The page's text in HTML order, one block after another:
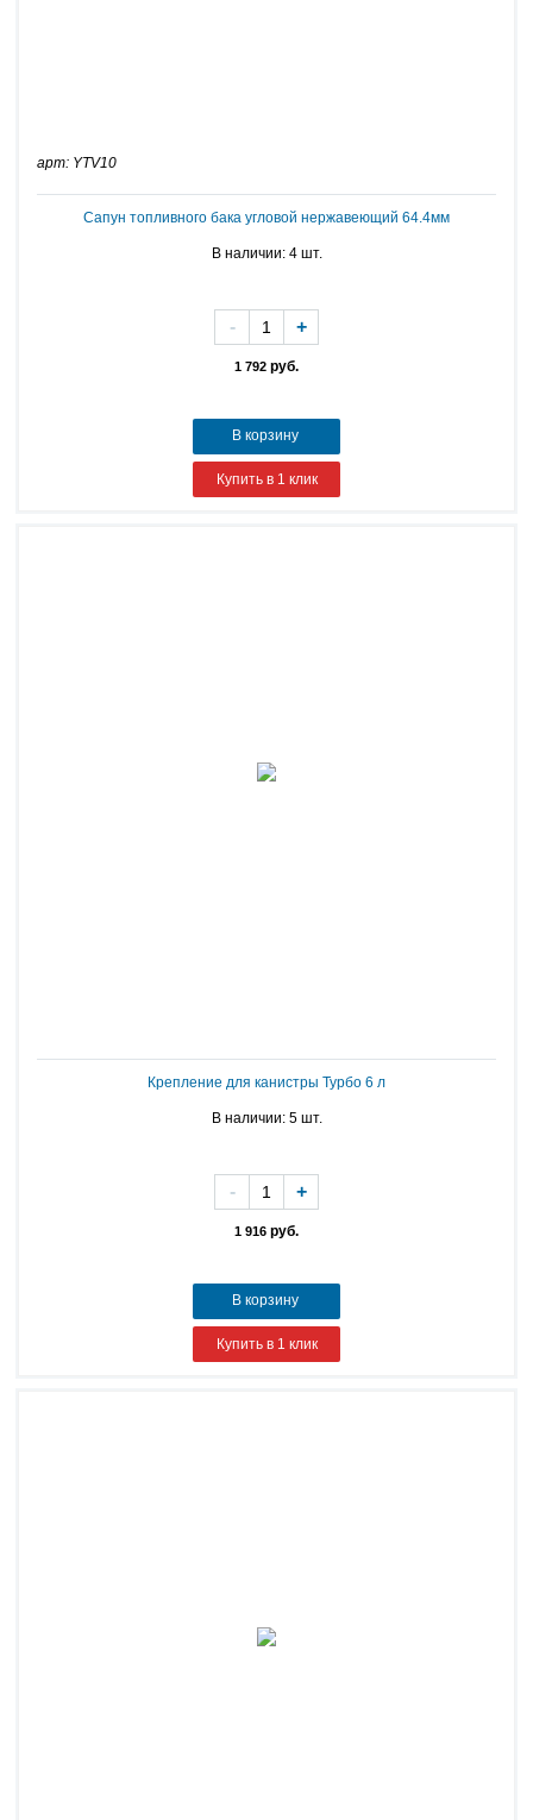
арт: YTV10
Сапун топливного бака угловой нержавеющий 64.4мм
В наличии: 4 шт.
1 792 руб.
- +
В корзину
Купить в 1 клик
Крепление для канистры Турбо 6 л
В наличии: 5 шт.
1 916 руб.
- +
В корзину
Купить в 1 клик